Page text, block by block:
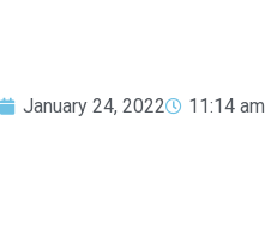
January 24, 2022 11:14 am